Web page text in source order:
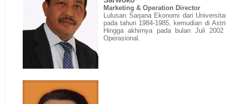
Marketing & Operation Director
Lulusan Sarjana Ekonomi dari
pada tahun 1984-1985, kemudian di
Hingga akhirnya pada bulan Juli
Operasional.